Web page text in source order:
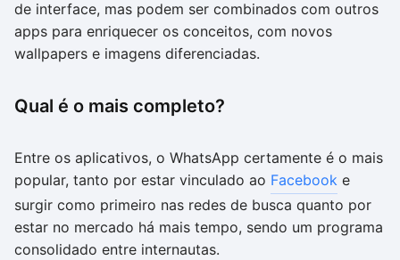
de interface, mas podem ser combinados com outros
apps para enriquecer os conceitos, com novos
wallpapers e imagens diferenciadas.
Qual é o mais completo?
Entre os aplicativos, o WhatsApp certamente é o mais
popular, tanto por estar vinculado ao Facebook e
surgir como primeiro nas redes de busca quanto por
estar no mercado há mais tempo, sendo um programa
consolidado entre internautas.